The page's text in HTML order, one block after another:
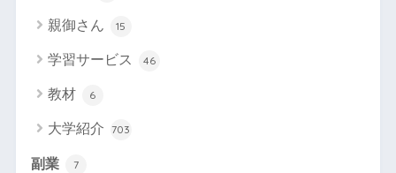
親御さん 15
学習サービス 46
教材 6
大学紹介 703
副業 7